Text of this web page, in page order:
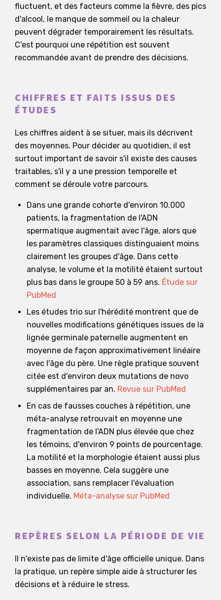
fluctuent, et des facteurs comme la fièvre, des pics
d'alcool, le manque de sommeil ou la chaleur
peuvent dégrader temporairement les résultats.
C'est pourquoi une répétition est souvent
recommandée avant de prendre des décisions.
CHIFFRES ET FAITS ISSUS DES
ÉTUDES
Les chiffres aident à se situer, mais ils décrivent
des moyennes. Pour décider au quotidien, il est
surtout important de savoir s'il existe des causes
traitables, s'il y a une pression temporelle et
comment se déroule votre parcours.
Dans une grande cohorte d'environ 10.000
patients, la fragmentation de l'ADN
spermatique augmentait avec l'âge, alors que
les paramètres classiques distinguaient moins
clairement les groupes d'âge. Dans cette
analyse, le volume et la motilité étaient surtout
plus bas dans le groupe 50 à 59 ans. Étude sur
PubMed
Les études trio sur l'hérédité montrent que de
nouvelles modifications génétiques issues de la
lignée germinale paternelle augmentent en
moyenne de façon approximativement linéaire
avec l'âge du père. Une règle pratique souvent
citée est d'environ deux mutations de novo
supplémentaires par an. Revue sur PubMed
En cas de fausses couches à répétition, une
méta-analyse retrouvait en moyenne une
fragmentation de l'ADN plus élevée que chez
les témoins, d'environ 9 points de pourcentage.
La motilité et la morphologie étaient aussi plus
basses en moyenne. Cela suggère une
association, sans remplacer l'évaluation
individuelle. Méta-analyse sur PubMed
REPÈRES SELON LA PÉRIODE DE VIE
Il n'existe pas de limite d'âge officielle unique. Dans
la pratique, un repère simple aide à structurer les
décisions et à réduire le stress.